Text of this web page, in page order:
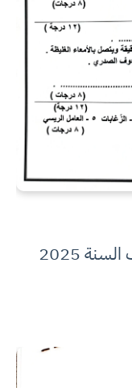
الاجوبة النموذجية احياء نصف السنة 2025